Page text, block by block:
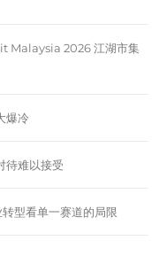
Malaysia 2026 江湖市集
爆冷
待难以接受
型看单一赛道的局限